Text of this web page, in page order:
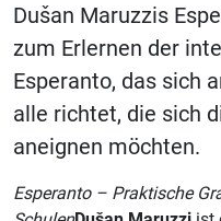
Dušan Maruzzis
zum Erlernen der
Esperanto, das sich
alle richtet, die sich
aneignen möchten.
Esperanto – Praktische